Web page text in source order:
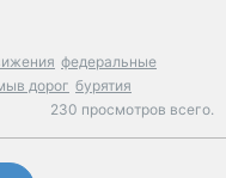
федеральные
дорог бурятия
230 просмотров всего.